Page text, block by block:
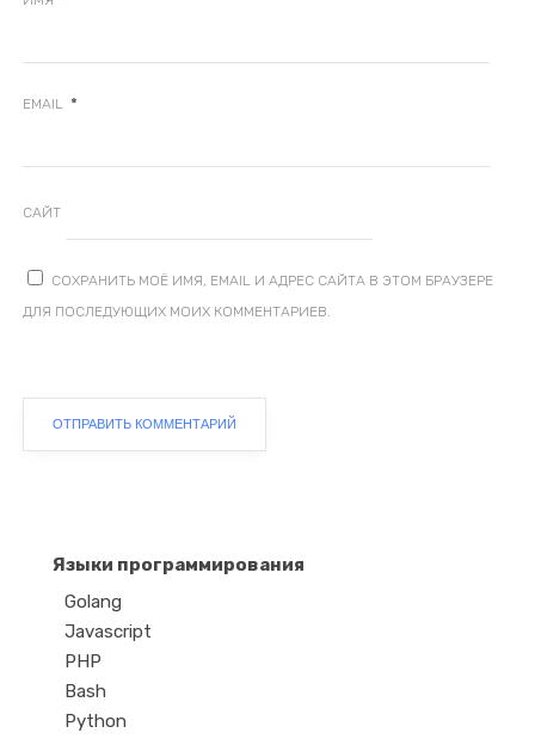
EMAIL *
САЙТ
СОХРАНИТЬ МОЁ ИМЯ, EMAIL И АДРЕС САЙТА В ЭТОМ БРАУЗЕРЕ
ДЛЯ ПОСЛЕДУЮЩИХ МОИХ КОММЕНТАРИЕВ.
Языки программирования
Golang
Javascript
PHP
Bash
Python